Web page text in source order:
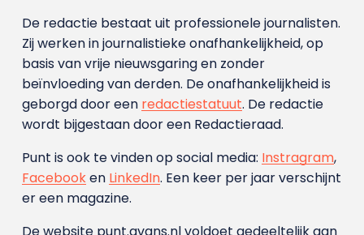
De redactie bestaat uit professionele journalisten.
Zij werken in journalistieke onafhankelijkheid, op
basis van vrije nieuwsgaring en zonder
beïnvloeding van derden. De onafhankelijkheid is
geborgd door een redactiestatuut. De redactie
wordt bijgestaan door een Redactieraad.
Punt is ook te vinden op social media: Instragram,
Facebooken LinkedIn. Een keer per jaar verschijnt
er een magazine.
De website punt.avans.nl voldoet gedeeltelijk aan